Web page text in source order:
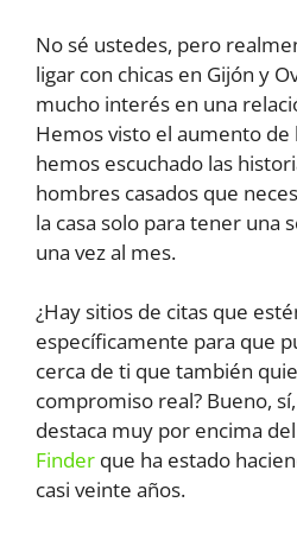
No sé ustedes, pero
ligar con chicas en Gijón y
mucho interés en una
Hemos visto el aumento de
hemos escuchado las
hombres casados ​​que
la casa solo para tener una
una vez al mes.
¿Hay sitios de citas que
específicamente para que
cerca de ti que también
compromiso real? Bueno,
destaca muy por encima
Finder que ha estado
casi veinte años.